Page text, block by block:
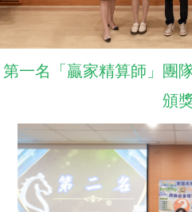
第一名「贏家精算師」團
頒